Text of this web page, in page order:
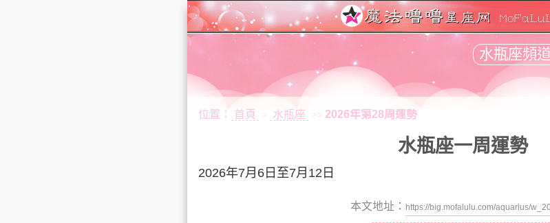
水瓶座頻道
位置： 首頁 > 水瓶座 >> 2026年第28周運勢
水瓶座一周運勢
2026年7月6日至7月12日
本文地址：